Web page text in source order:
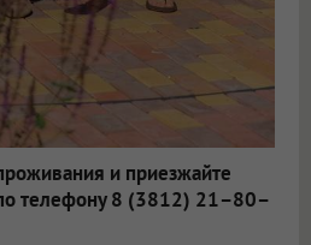
и приезжайте
телефону 8 (3812) 21–80–